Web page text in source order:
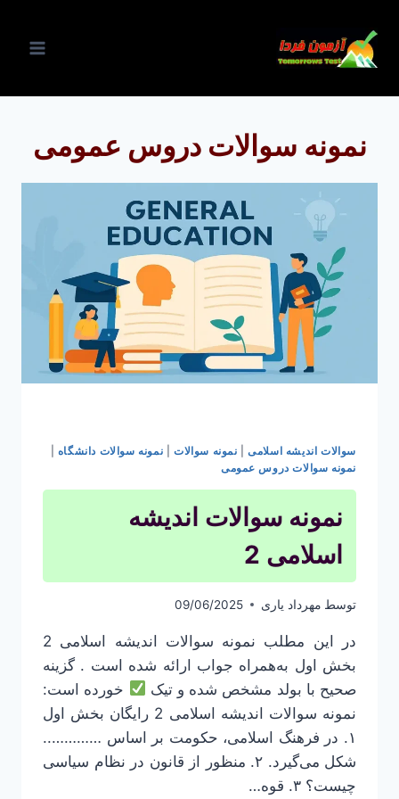
محتوا
نمونه سوالات دروس عمومی
سوالات اندیشه اسلامی| نمونه سوالات نمونه سوالات دانشگاه
نمونه سوالات دروس عمومی
نمونه سوالات اندیشه
اسلامی 2
توسط مهرداد یاری 09/06/2025
در این مطلب نمونه سوالات اندیشه اسلامی 2
بخش اول به‌همراه جواب ارائه شده است . گزینه
صحیح با بولد مشخص شده و تیک
خورده است:
نمونه سوالات اندیشه اسلامی 2 رایگان بخش اول
۱. در فرهنگ اسلامی، حکومت بر اساس …………..
شکل می‌گیرد. ۲. منظور از قانون در نظام سیاسی
چیست؟ ۳. قوه…